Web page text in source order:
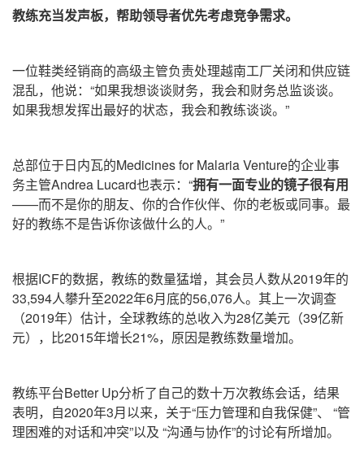
教练充当发声板，帮助领导者优先考虑竞争需求。
一位鞋类经销商的高级主管负责处理越南工厂关闭和供应链
混乱，他说：“如果我想谈谈财务，我会和财务总监谈谈。
如果我想发挥出最好的状态，我会和教练谈谈。”
总部位于日内瓦的Medicines for Malaria Venture的企业事
务主管Andrea Lucard也表示：“拥有一面专业的镜子很有用
——而不是你的朋友、你的合作伙伴、你的老板或同事。最
好的教练不是告诉你该做什么的人。”
根据ICF的数据，教练的数量猛增，其会员人数从2019年的
33,594人攀升至2022年6月底的56,076人。其上一次调查
（2019年） 估计，全球教练的总收入为28亿美元 （39亿新
元） ，比2015年增长21%，原因是教练数量增加。
教练平台Better Up分析了自己的数十万次教练会话，结果
表明，自2020年3月以来，关于“压力管理和自我保健”、 “管
理困难的对话和冲突”以及 “沟通与协作”的讨论有所增加。